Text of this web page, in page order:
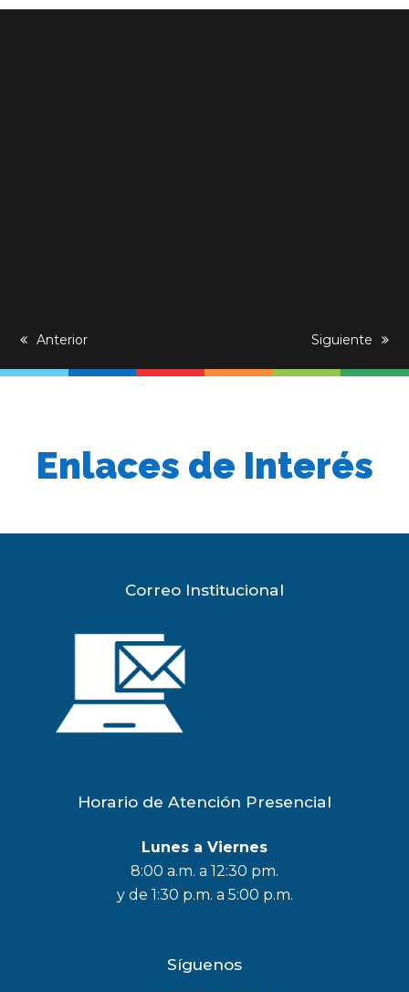
previous
Anterior
next
Siguiente
Enlaces de Interés
Correo Institucional
Horario de Atención Presencial
Lunes a Viernes
8:00 a.m. a 12:30 pm.
y de 1:30 p.m. a 5:00 p.m.
Síguenos